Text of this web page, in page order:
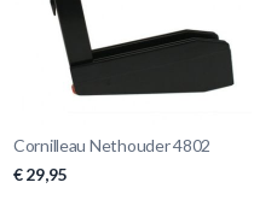
Cornilleau Nethouder 4802
€ 29,95